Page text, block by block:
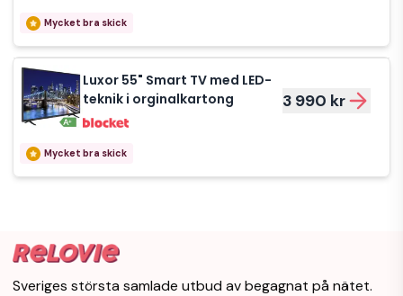
Mycket bra skick
Luxor 55" Smart TV med LED-
teknik i orginalkartong
3 990 kr
Mycket bra skick
Sveriges största samlade utbud av begagnat på nätet.